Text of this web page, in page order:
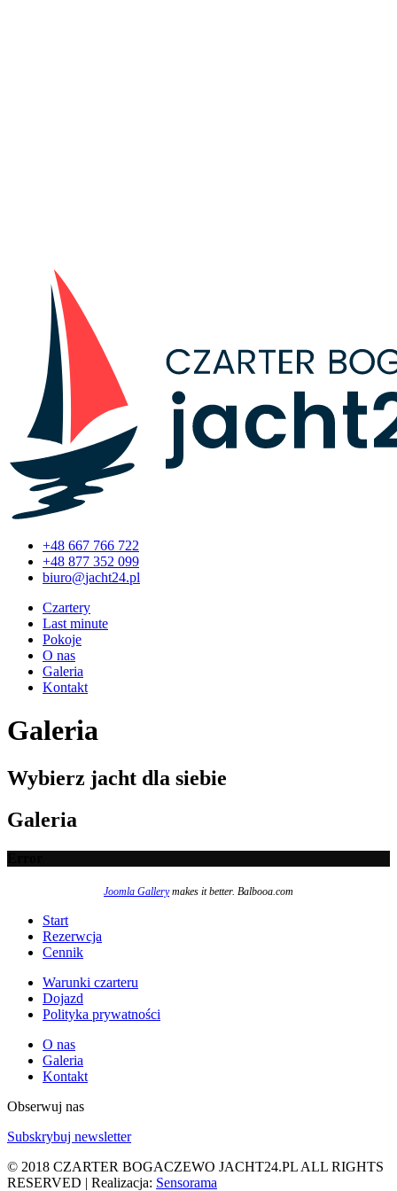
+48 667 766 722
+48 877 352 099
Czartery
Last minute
Pokoje
O nas
Galeria
Kontakt
Galeria
Wybierz jacht dla siebie
Galeria
Joomla Gallerymakes it better. Balbooa.com
Start
Rezerwcja
Cennik
Warunki czarteru
Dojazd
Polityka prywatności
O nas
Galeria
Kontakt
Obserwuj nas
Subskrybuj newsletter
© 2018 CZARTER BOGACZEWO JACHT24.PL ALL RIGHTS
RESERVED | Realizacja: Sensorama